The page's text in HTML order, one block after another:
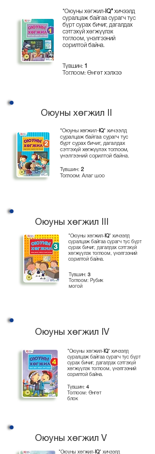
"Оюуны хөгжил- IQ" хичээлд
суралцаж байгаа сурагч тус
бүрт сурах бичиг, дагалдах
сэтгэхүй хөгжүүлэх
тоглоом, үнэлгээний
сорилтой байна.
Түвшин: 1
Тоглоом: Өнгөт хэлхээ
Оюуны хөгжил II
"Оюуны хөгжил-IQ" хичээлд
суралцаж байгаа сурагч тус
бүрт сурах бичиг, дагалдах
сэтгэхүй хөгжүүлэх тоглоом,
үнэлгээний сорилтой байна.
Түвшин: 2
Тоглоом: Алаг шоо
Оюуны хөгжил III
"Оюуны хөгжил-IQ" хичээлд
суралцаж байгаа сурагч тус бүрт
сурах бичиг, дагалдах сэтгэхүй
хөгжүүлэх тоглоом, үнэлгээний
сорилтой байна.
Түвшин: 3
Тоглоом: Рубик
могой
Оюуны хөгжил IV
"Оюуны хөгжил-IQ" хичээлд
суралцаж байгаа сурагч тус бүрт
сурах бичиг, дагалдах сэтгэхүй
хөгжүүлэх тоглоом, үнэлгээний
сорилтой байна.
Түвшин: 4
Тоглоом: Өнгөт
блок
Оюуны хөгжил V
"Оюуны хөгжил-IQ" хичээлд